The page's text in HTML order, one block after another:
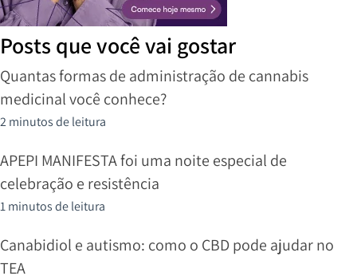
Posts que você vai gostar
Quantas formas de administração de cannabis
medicinal você conhece?
2 minutos de leitura
APEPI MANIFESTA foi uma noite especial de
celebração e resistência
1 minutos de leitura
Canabidiol e autismo: como o CBD pode ajudar no
TEA